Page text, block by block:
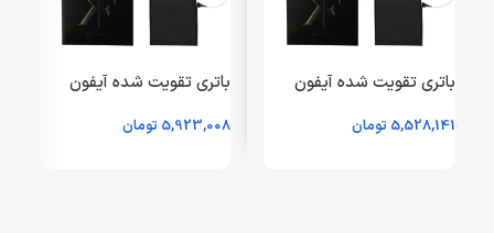
باتری تقویت شده آیفون
SENIOR – دارای سلامت5,528,141 تومان
باتری تقویت شده آیفون
SENIOR – دارای سلامت5,923,008 تومان